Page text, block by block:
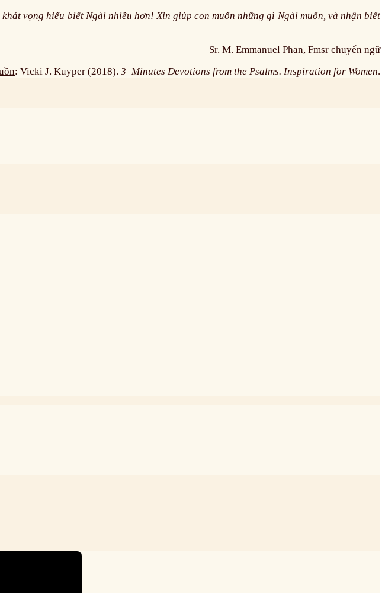
vọng hiểu biết Ngài nhiều hơn! Xin giúp con muốn những gì Ngài muốn, và nhận biết
Sr. M. Emmanuel Phan, Fmsr chuyển ngữ
: Vicki J. Kuyper (2018). 3–Minutes Devotions from the Psalms. Inspiration for Women.